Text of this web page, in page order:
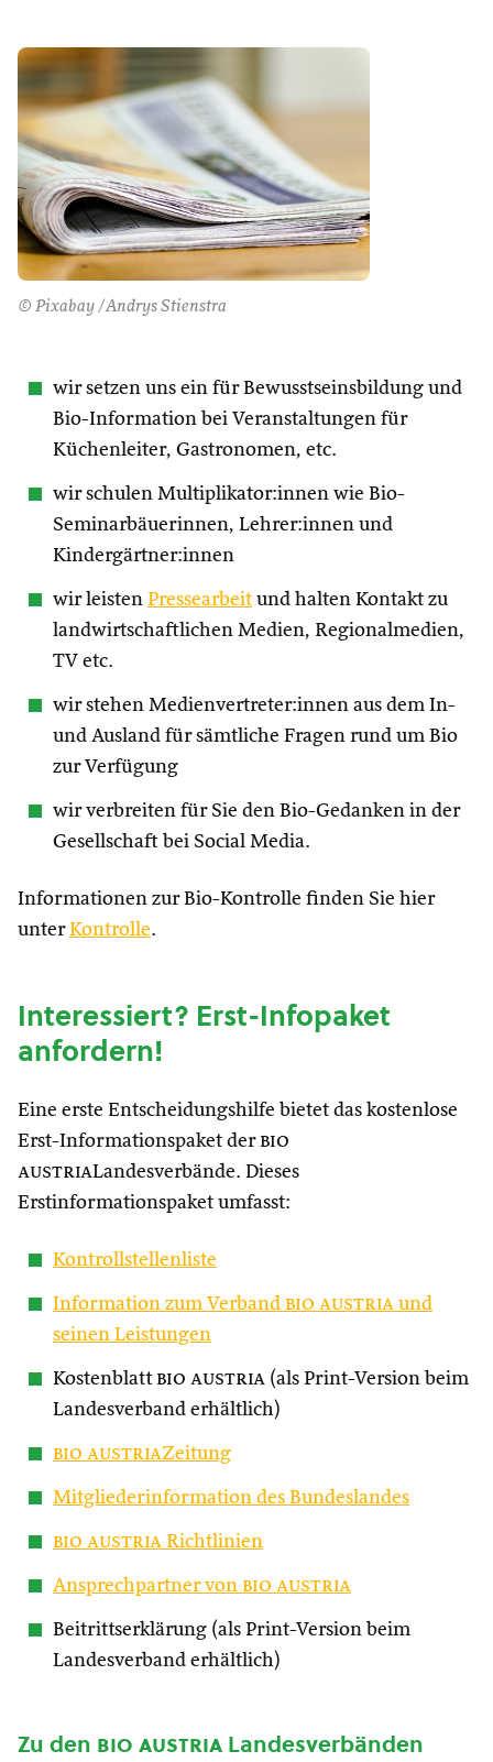
© Pixabay /Andrys Stienstra
wir setzen uns ein für Bewusstseinsbildung und
Bio-Information bei Veranstaltungen für
Küchenleiter, Gastronomen, etc.
wir schulen Multiplikator:innen wie Bio-
Seminarbäuerinnen, Lehrer:innen und
Kindergärtner:innen
wir leisten Pressearbeit und halten Kontakt zu
landwirtschaftlichen Medien, Regionalmedien,
TV etc.
wir stehen Medienvertreter:innen aus dem In-
und Ausland für sämtliche Fragen rund um Bio
zur Verfügung
wir verbreiten für Sie den Bio-Gedanken in der
Gesellschaft bei Social Media.
Informationen zur Bio-Kontrolle finden Sie hier
unterKontrolle.
Interessiert? Erst-Infopaket
anfordern!
Eine erste Entscheidungshilfe bietet das kostenlose
Erst-Informationspaket der bio
austriaLandesverbände. Dieses
Erstinformationspaket umfasst:
Kontrollstellenliste
Information zum Verband bio austria und
seinen Leistungen
Kostenblatt bio austria (als Print-Version beim
Landesverband erhältlich)
bio austriaZeitung
Mitgliederinformation des Bundeslandes
bio austria Richtlinien
Ansprechpartner von bio austria
Beitrittserklärung (als Print-Version beim
Landesverband erhältlich)
Zu den bio austria Landesverbänden